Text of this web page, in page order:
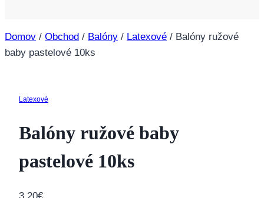
Domov / Obchod / Balóny / Latexové / Balóny ružové
baby pastelové 10ks
Latexové
Balóny ružové baby
pastelové 10ks